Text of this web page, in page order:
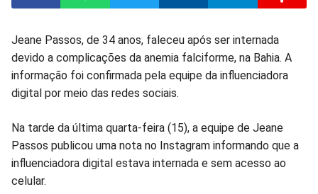
Compartilhar
no
Compartilhar
no
Compartilhar
no
Compartilhar
no
Compartilhar
no
no
Jeane Passos, de 34 anos, faleceu após ser internada
devido a complicações da anemia falciforme, na Bahia. A
informação foi confirmada pela equipe da influenciadora
digital por meio das redes sociais.
Na tarde da última quarta-feira (15), a equipe de Jeane
Passos publicou uma nota no Instagram informando que a
influenciadora digital estava internada e sem acesso ao
celular.